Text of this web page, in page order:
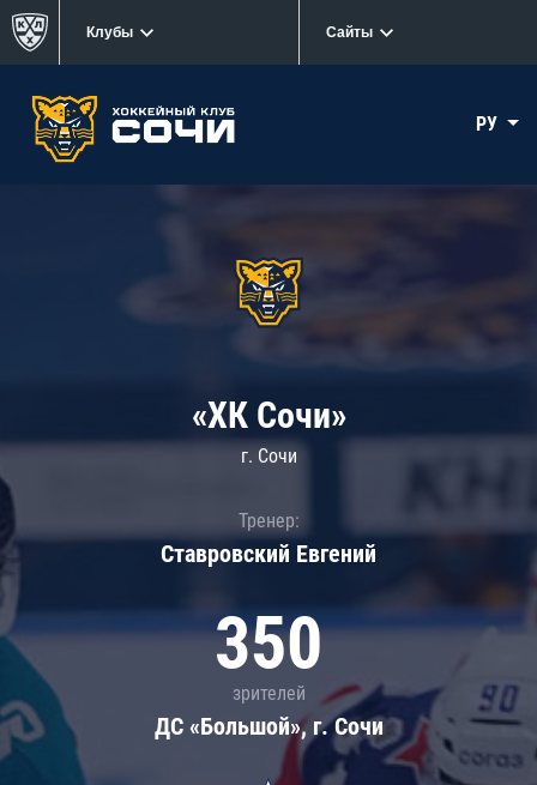
Клубы Сайты
РУ
«ХК Сочи»
г. Сочи
Тренер:
Ставровский Евгений
350
зрителей
ДС «Большой», г. Сочи